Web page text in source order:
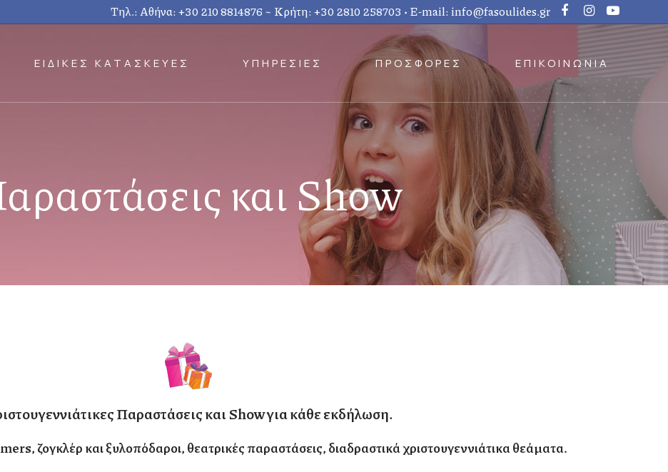
Τηλ.: Αθήνα:+30 210 8814876 ~ Κρήτη:+30 2810 258703 • E-mail:info@fasoulides.gr
ΕΙΔΙΚΕΣ ΚΑΤΑΣΚΕΥΕΣ ΥΠΗΡΕΣΙΕΣ ΠΡΟΣΦΟΡΕΣ ΕΠΙΚΟΙΝΩΝΙΑ
και Show
Παραστάσεις και Show για κάθε εκδήλωση.
ζογκλέρ και ξυλοπόδαροι, θεατρικές παραστάσεις, διαδραστικά χριστουγεννιάτικα θεάματα.